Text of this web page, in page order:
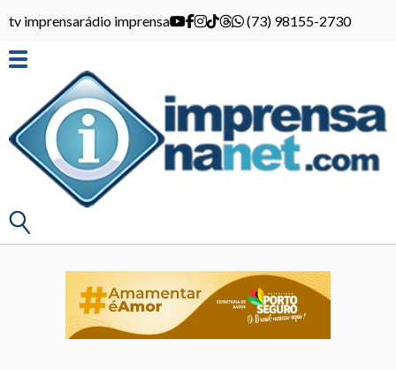
tv imprensarádio imprensa (73) 98155-2730